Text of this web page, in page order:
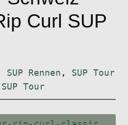
Curl SUP
SUP Rennen , SUP Tour
Tour